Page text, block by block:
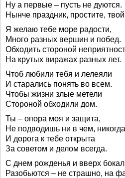
Ну а первые – пусть не дуются.
Нынче праздник, простите,
Я желаю тебе море радости,
Много разных вершин и побед.
Обходить стороной
На крутых виражах разных лет.
Чтоб любили тебя и лелеяли
И старались понять во всем.
Чтобы жизни злые метели
Стороной обходили дом.
Ты – опора моя и защита,
Не подводишь ни в чем,
И дорога к тебе открыта
За советом и делом всегда.
С днем рожденья и вверх
Разобьются – не страшно, на